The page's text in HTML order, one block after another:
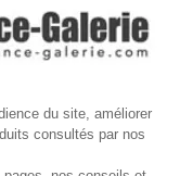
du site, améliorer
consultés par nos
